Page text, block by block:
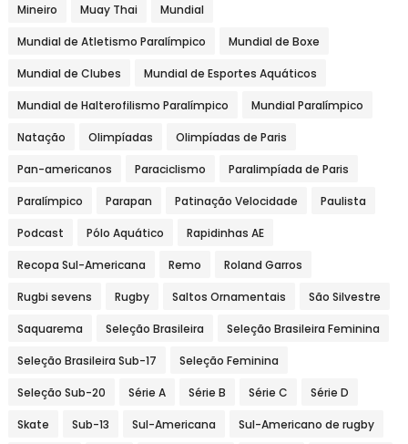
Mineiro Muay Thai Mundial
Mundial de Atletismo Paralímpico Mundial de Boxe
Mundial de Clubes Mundial de Esportes Aquáticos
Mundial de Halterofilismo Paralímpico Mundial Paralímpico
Natação Olimpíadas Olimpíadas de Paris
Pan-americanos Paraciclismo Paralimpíada de Paris
Paralímpico Parapan Patinação Velocidade Paulista
Podcast Pólo Aquático Rapidinhas AE
Recopa Sul-Americana Remo Roland Garros
Rugbi sevens Rugby Saltos Ornamentais São Silvestre
Saquarema Seleção Brasileira Seleção Brasileira Feminina
Seleção Brasileira Sub-17 Seleção Feminina
Seleção Sub-20 Série A Série B Série C Série D
Skate Sub-13 Sul-Americana Sul-Americano de rugby